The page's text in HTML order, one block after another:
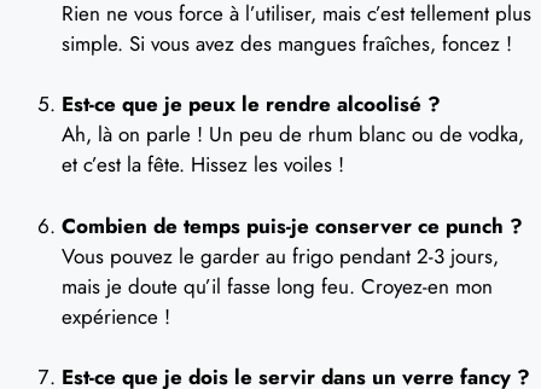
Rien ne vous force à l’utiliser, mais c’est tellement plus
simple. Si vous avez des mangues fraîches, foncez !
Est-ce que je peux le rendre alcoolisé ?
Ah, là on parle ! Un peu de rhum blanc ou de vodka,
et c’est la fête. Hissez les voiles !
Combien de temps puis-je conserver ce punch ?
Vous pouvez le garder au frigo pendant 2-3 jours,
mais je doute qu’il fasse long feu. Croyez-en mon
expérience !
Est-ce que je dois le servir dans un verre fancy ?